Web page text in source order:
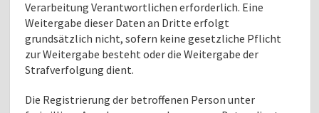
Verarbeitung Verantwortlichen erforderlich. Eine
Weitergabe dieser Daten an Dritte erfolgt
grundsätzlich nicht, sofern keine gesetzliche Pflicht
zur Weitergabe besteht oder die Weitergabe der
Strafverfolgung dient.
Die Registrierung der betroffenen Person unter